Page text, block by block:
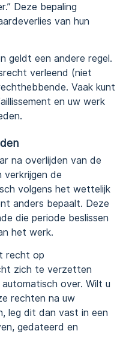
Deze bepaling
van hun
geldt een andere regel.
verleend (niet
Vaak kunt
en uw werk
na overlijden van de
verkrijgen de
volgens het wettelijk
anders bepaalt. Deze
die periode beslissen
het werk.
recht op
zich te verzetten
over. Wilt u
rechten na uw
leg dit dan vast in een
gedateerd en